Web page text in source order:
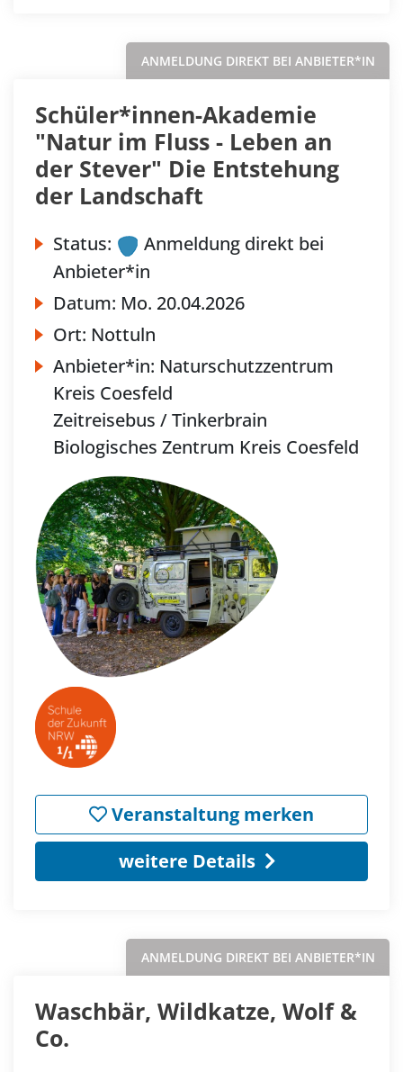
ANMELDUNG DIREKT BEI ANBIETER*IN
Schüler*innen-Akademie
"Natur im Fluss - Leben an
der Stever" Die Entstehung
der Landschaft
Status:
Anmeldung direkt bei
Anbieter*in
Datum: Mo. 20.04.2026
Ort: Nottuln
Anbieter*in: Naturschutzzentrum
Kreis Coesfeld
Zeitreisebus / Tinkerbrain
Biologisches Zentrum Kreis Coesfeld
Veranstaltung merken
weitere Details
ANMELDUNG DIREKT BEI ANBIETER*IN
Waschbär, Wildkatze, Wolf &
Co.